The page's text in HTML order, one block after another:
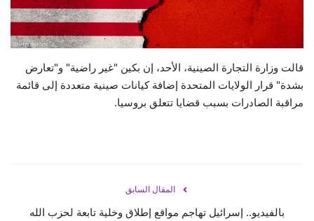
حياة
قالت وزارة التجارة الصينية، الأحد، إن بكين "غير راضية" و"تعارض
بشدة" قرار الولايات المتحدة إضافة كيانات صينية متعددة إلى قائمة
مراقبة الصادرات بسبب قضايا تتعلق بروسيا.
المقال السابق
بالفيديو.. إسرائيل تهاجم مواقع إطلاق وخلية تابعة لحزب الله